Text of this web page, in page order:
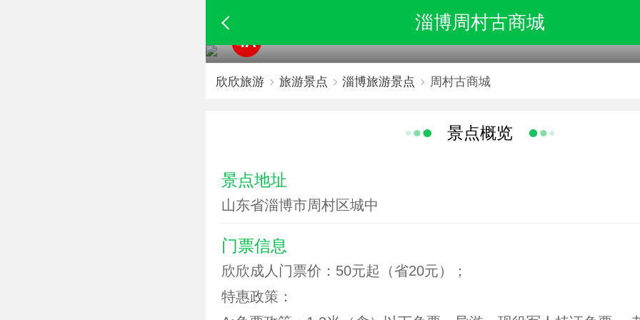
淄博周村古商城
4A
欣欣旅游 旅游景点 淄博旅游景点 周村古商城
景点概览
景点地址
山东省淄博市周村区城中
门票信息
欣欣成人门票价：50元起（省20元）；
特惠政策：